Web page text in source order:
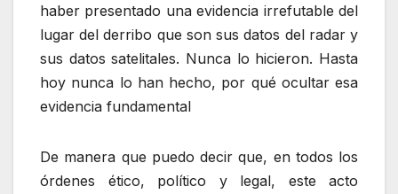
haber presentado una evidencia irrefutable del
lugar del derribo que son sus datos del radar y
sus datos satelitales. Nunca lo hicieron. Hasta
hoy nunca lo han hecho, por qué ocultar esa
evidencia fundamental
De manera que puedo decir que, en todos los
órdenes ético, político y legal, este acto